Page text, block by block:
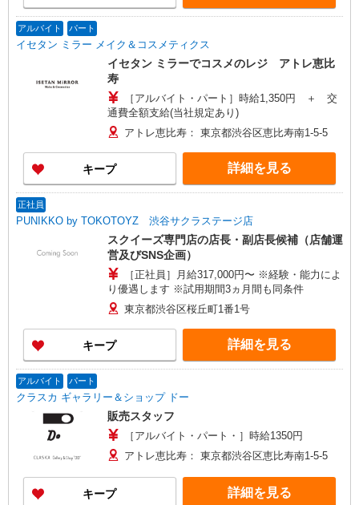
アルバイト パート
イセタン ミラー メイク＆コスメティクス
イセタン ミラーでコスメのレジ アトレ恵比
寿
［アルバイト・パート］時給1,350円 ＋ 交
通費全額支給(当社規定あり)
アトレ恵比寿： 東京都渋谷区恵比寿南1-5-5
キープ 詳細を見る
正社員
PUNIKKO by TOKOTOYZ 渋谷サクラステージ店
スクイーズ専門店の店長・副店長候補（店舗運
営及びSNS企画）
［正社員］月給317,000円〜 ※経験・能力によ
り優遇します ※試用期間3ヵ月間も同条件
東京都渋谷区桜丘町1番1号
キープ 詳細を見る
アルバイト パート
クラスカ ギャラリー＆ショップ ドー
販売スタッフ
［アルバイト・パート・］時給1350円
アトレ恵比寿： 東京都渋谷区恵比寿南1-5-5
キープ 詳細を見る